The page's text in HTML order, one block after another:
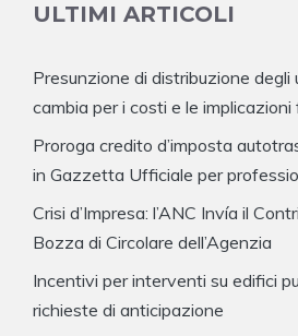
ULTIMI ARTICOLI
Presunzione di distribuzione degli
cambia per i costi e le implicazioni
Proroga credito d’imposta
in Gazzetta Ufficiale per
Crisi d’Impresa: l’ANC Invía il
Bozza di Circolare dell’Agenzia
Incentivi per interventi su edifici
richieste di anticipazione